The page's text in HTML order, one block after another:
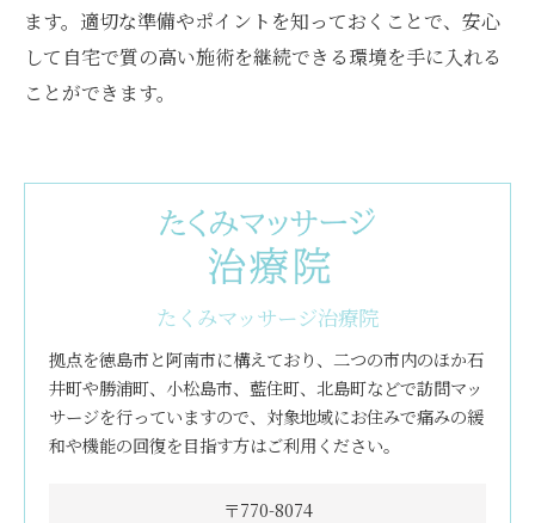
ます。適切な準備やポイントを知っておくことで、安心
して自宅で質の高い施術を継続できる環境を手に入れる
ことができます。
たくみマッサージ治療院
拠点を徳島市と阿南市に構えており、二つの市内のほか石
井町や勝浦町、小松島市、藍住町、北島町などで訪問マッ
サージを行っていますので、対象地域にお住みで痛みの緩
和や機能の回復を目指す方はご利用ください。
〒770-8074